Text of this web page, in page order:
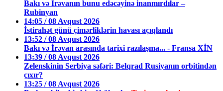
Bakı və İrəvanın bunu edəcəyinə inanmırdılar –
Rubinyan
14:05 / 08 Avqust 2026
İstirahət günü çimərliklərin havası açıqlandı
13:52 / 08 Avqust 2026
Bakı və İrəvan arasında tarixi razılaşma... - Fransa XİN
13:39 / 08 Avqust 2026
Zelenskinin Serbiya səfəri: Belqrad Rusiyanın orbitindən
çıxır?
13:25 / 08 Avqust 2026